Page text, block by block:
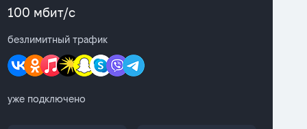
100 мбит/с
безлимитный трафик
уже подключено